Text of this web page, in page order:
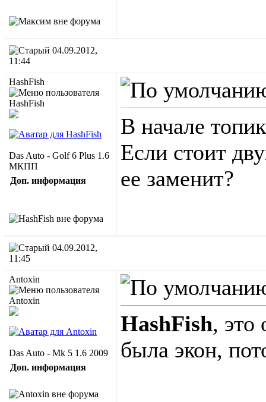
04.09.2012,
11:44
HashFish
Das Auto - Golf 6 Plus 1.6
МКПП
Доп. информация
В начале
Если стоит
ее заменит?
04.09.2012,
11:45
Antoxin
Das Auto - Mk 5 1.6 2009
Доп. информация
HashFish, это
была экон,